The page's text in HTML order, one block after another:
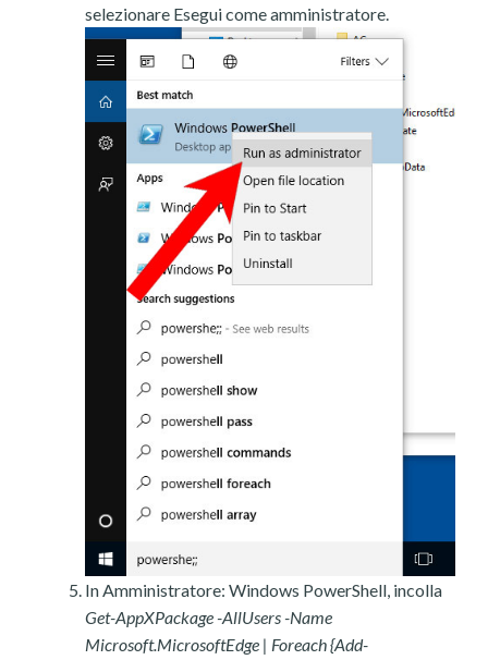
selezionare Esegui come amministratore.
In Amministratore: Windows PowerShell, incolla
Get-AppXPackage -AllUsers -Name
Microsoft.MicrosoftEdge | Foreach {Add-